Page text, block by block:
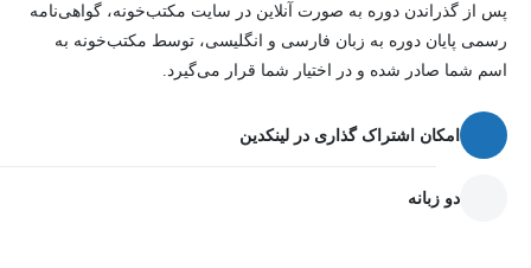
تقویت کنید.
خواهید شد و می‌توانید از این دانش برای تحلیل داده‌ها، ایجاد
گزارش‌های تعاملی و تصمیم‌گیری استراتژیک در سازمان خود استفاده
پس از گذراندن دوره به صورت آنلاین در سایت مکتب‌خونه، گواهی‌نامه
رسمی پایان دوره به زبان فارسی و انگلیسی، توسط مکتب‌خونه به
اسم شما صادر شده و در اختیار شما قرار می‌گیرد.
امکان اشتراک گذاری در لینکدین
دو زبانه